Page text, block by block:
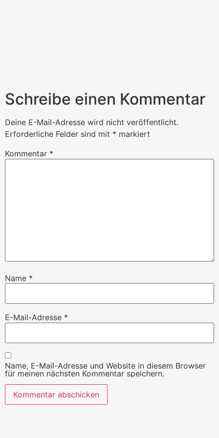
Schreibe einen Kommentar
Deine E-Mail-Adresse wird nicht veröffentlicht.
Erforderliche Felder sind mit * markiert
Kommentar *
Name *
E-Mail-Adresse *
Name, E-Mail-Adresse und Website in diesem Browser
für meinen nächsten Kommentar speichern.